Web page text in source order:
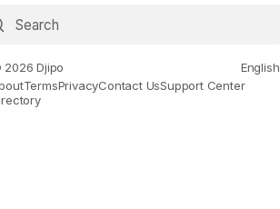
Djipo
English
TermsPrivacyContact UsSupport Center